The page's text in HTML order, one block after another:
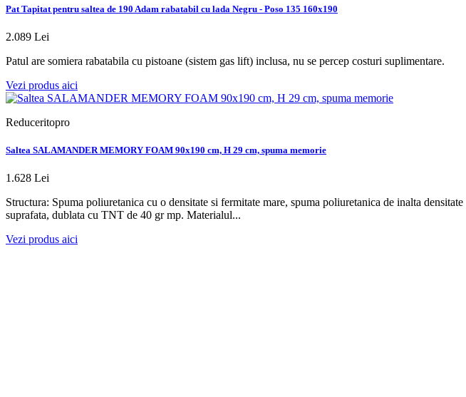
Pat Tapitat pentru saltea de 190 Adam rabatabil cu lada Negru - Poso 135 160x190
2.089 Lei
Patul are somiera rabatabila cu pistoane (sistem gas lift) inclusa, nu se percep costuri suplimentare.
Vezi produs aici
Reduceritopro
Saltea SALAMANDER MEMORY FOAM 90x190 cm, H 29 cm, spuma memorie
1.628 Lei
Structura: Spuma poliuretanica cu o densitate si fermitate mare, spuma poliuretanica de inalta
suprafata, dublata cu TNT de 40 gr mp. Materialul...
Vezi produs aici